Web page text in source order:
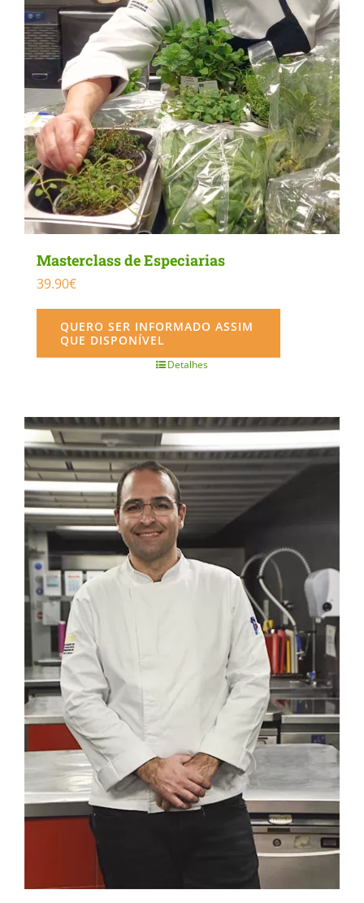
Masterclass de Especiarias
39.90€
QUERO SER INFORMADO ASSIM
QUE DISPONÍVEL
Detalhes